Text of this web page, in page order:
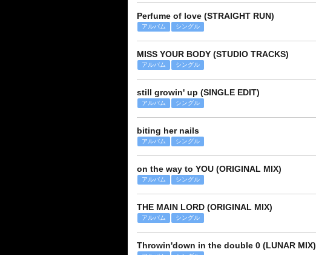
Perfume of love (STRAIGHT RUN)
アルバム シングル
MISS YOUR BODY (STUDIO TRACKS)
アルバム シングル
still growin' up (SINGLE EDIT)
アルバム シングル
biting her nails
アルバム シングル
on the way to YOU (ORIGINAL MIX)
アルバム シングル
THE MAIN LORD (ORIGINAL MIX)
アルバム シングル
Throwin'down in the double 0 (LUNAR MIX)